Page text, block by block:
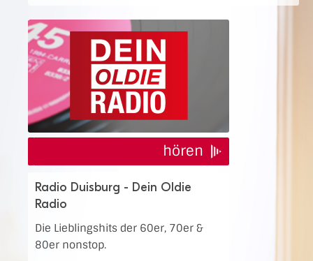
hören
Radio Duisburg - Dein Oldie
Radio
Die Lieblingshits der 60er, 70er &
80er nonstop.